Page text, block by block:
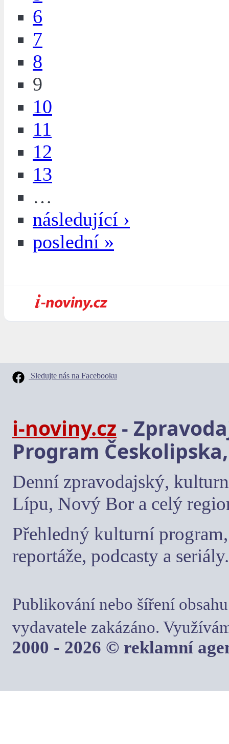
6
7
8
9
10
11
12
13
…
následující ›
poslední »
Sledujte nás na Facebooku
i-noviny.cz -
Program
Denní zpravodajský,
Lípu, Nový Bor a celý
Přehledný kulturní
reportáže, podcasty a seriály.
Publikování nebo šíření
vydavatele zakázáno.
2000 - 2026 © reklamní